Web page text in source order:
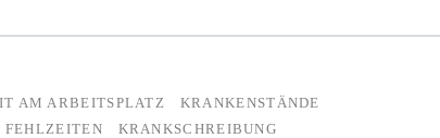
AM ARBEITSPLATZ
KRANKENSTÄNDE
FEHLZEITEN
KRANKSCHREIBUNG